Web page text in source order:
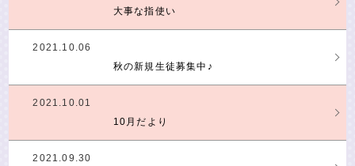
大事な指使い
2021.10.06
秋の新規生徒募集中♪
2021.10.01
10月だより
2021.09.30